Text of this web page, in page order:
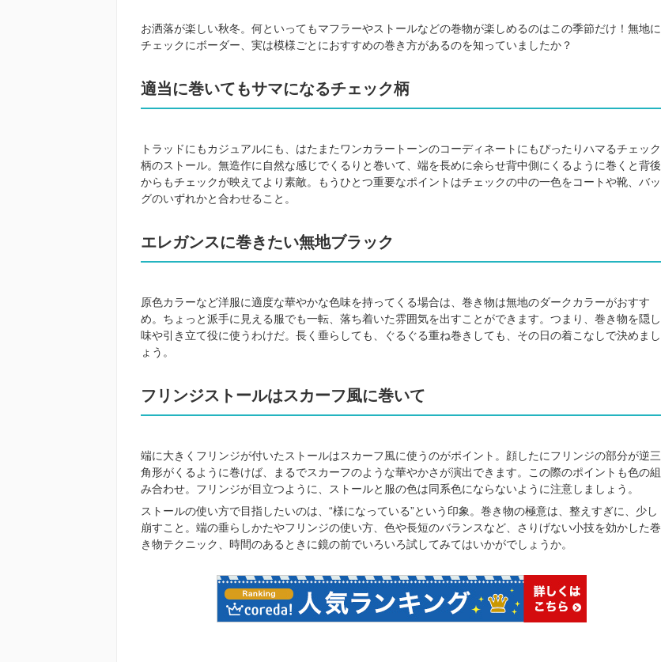
お洒落が楽しい秋冬。何といってもマフラーやストールなどの巻物が楽しめるのはこの季節だけ！無地に
チェックにボーダー、実は模様ごとにおすすめの巻き方があるのを知っていましたか？
適当に巻いてもサマになるチェック柄
トラッドにもカジュアルにも、はたまたワンカラートーンのコーディネートにもぴったりハマるチェック
柄のストール。無造作に自然な感じでくるりと巻いて、端を長めに余らせ背中側にくるように巻くと背後
からもチェックが映えてより素敵。もうひとつ重要なポイントはチェックの中の一色をコートや靴、バッ
グのいずれかと合わせること。
エレガンスに巻きたい無地ブラック
原色カラーなど洋服に適度な華やかな色味を持ってくる場合は、巻き物は無地のダークカラーがおすす
め。ちょっと派手に見える服でも一転、落ち着いた雰囲気を出すことができます。つまり、巻き物を隠し
味や引き立て役に使うわけだ。長く垂らしても、ぐるぐる重ね巻きしても、その日の着こなしで決めまし
ょう。
フリンジストールはスカーフ風に巻いて
端に大きくフリンジが付いたストールはスカーフ風に使うのがポイント。顔したにフリンジの部分が逆三
角形がくるように巻けば、まるでスカーフのような華やかさが演出できます。この際のポイントも色の組
み合わせ。フリンジが目立つように、ストールと服の色は同系色にならないように注意しましょう。
ストールの使い方で目指したいのは、“様になっている”という印象。巻き物の極意は、整えすぎに、少し
崩すこと。端の垂らしかたやフリンジの使い方、色や長短のバランスなど、さりげない小技を効かした巻
き物テクニック、時間のあるときに鏡の前でいろいろ試してみてはいかがでしょうか。